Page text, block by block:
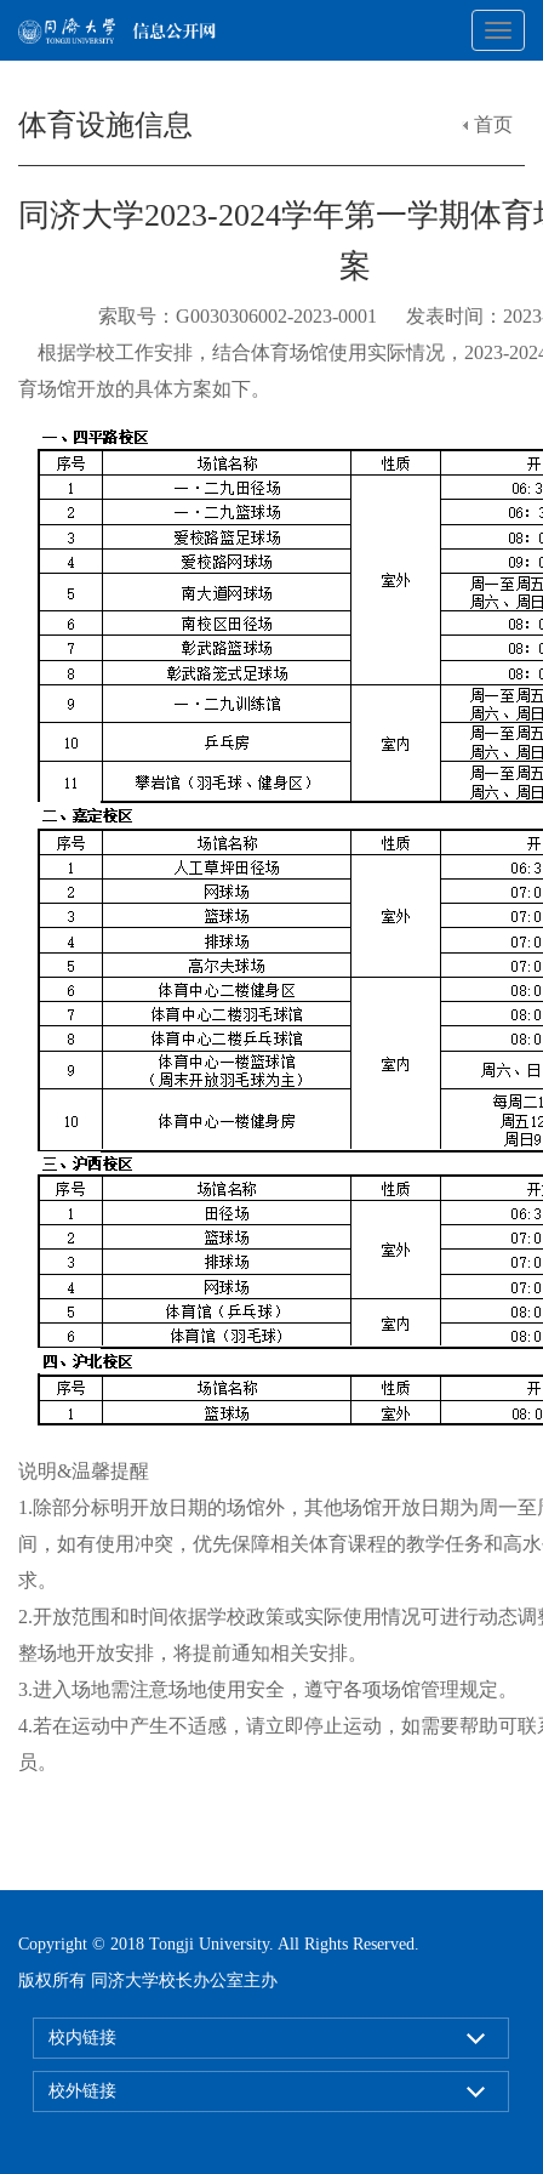
体育设施信息 首页
同济大学2023-2024学年第一学期体
案
索取号：G0030306002-2023-0001 发表时间：
根据学校工作安排，结合体育场馆使用实际情况，2023-
育场馆开放的具体方案如下。
说明&温馨提醒
1.除部分标明开放日期的场馆外，其他场馆开放日期为周一
间，如有使用冲突，优先保障相关体育课程的教学任务和高
求。
2.开放范围和时间依据学校政策或实际使用情况可进行动态
整场地开放安排，将提前通知相关安排。
3.进入场地需注意场地使用安全，遵守各项场馆管理规定。
4.若在运动中产生不适感，请立即停止运动，如需要帮助可
员。
Copyright © 2018 Tongji University. All Rights Reserved.
版权所有 同济大学校长办公室主办